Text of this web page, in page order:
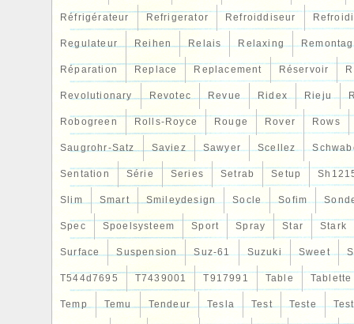
Réfrigérateur Refrigerator Refroiddiseur Refroidi
Regulateur Reihen Relais Relaxing
Réparation Replace Replacement Réservoir
Revolutionary Revotec Revue Ridex Rieju
Robogreen Rolls-Royce Rouge Rover Rows
Saugrohr-Satz Saviez Sawyer Scellez
Sentation Série Series Setrab Setup
Slim Smart Smileydesign Socle Sofim
Spec Spoelsysteem Sport Spray Star Stark
Surface Suspension Suz-61 Suzuki Sweet
T544d7695 T7439001 T917991 Table Tablette
Temp Temu Tendeur Tesla Test Teste